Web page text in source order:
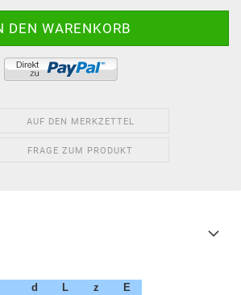
AUF DEN MERKZETTEL
FRAGE ZUM PRODUKT
d L z
E